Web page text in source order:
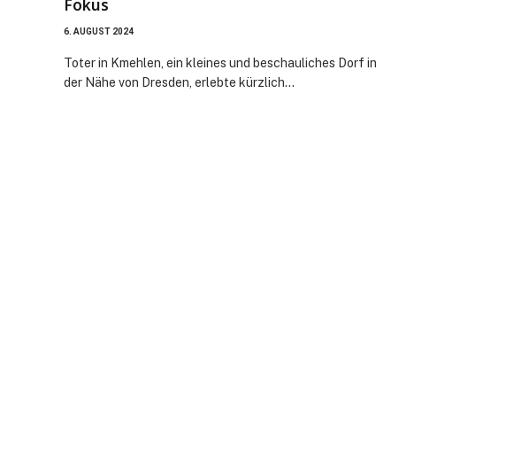
Fokus
6. AUGUST 2024
Toter in Kmehlen, ein kleines und beschauliches Dorf in
der Nähe von Dresden, erlebte kürzlich…